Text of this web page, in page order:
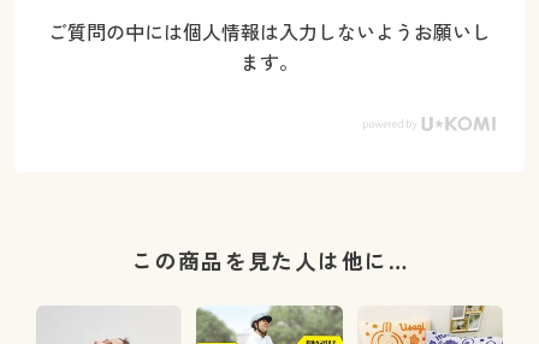
ご質問の中には個人情報は入力しないようお願いし
ます。
この商品を見た人は他に…